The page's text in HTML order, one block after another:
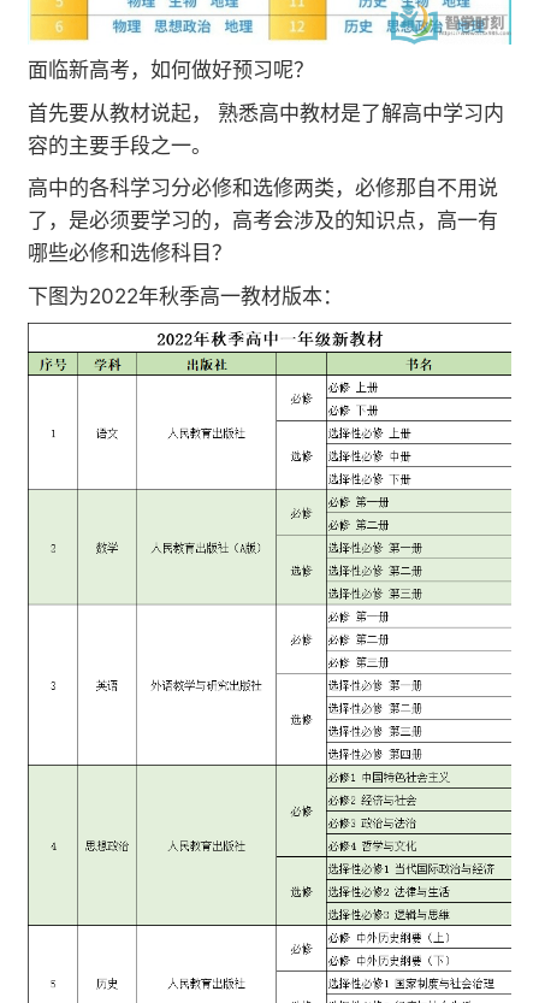
面临新高考，如何做好预习呢？
首先要从教材说起， 熟悉高中教材是了解高中学习内
容的主要手段之一。
高中的各科学习分必修和选修两类，必修那自不用说
了，是必须要学习的，高考会涉及的知识点，高一有
哪些必修和选修科目？
下图为2022年秋季高一教材版本：